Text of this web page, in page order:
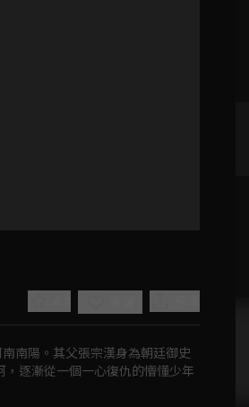
南陽。其父張宗漢身為朝廷御史
逐漸從一個一心復仇的懵懂少年